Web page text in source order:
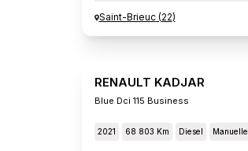
Saint-Brieuc(22)
RENAULT KADJAR
Blue Dci 115 Business
2021 68 803 Km Diesel Manuelle